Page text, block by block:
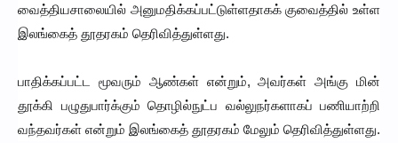
வைத்தியசாலையில் அனுமதிக்கப்பட்டுள்ளதாகக் குவைத்தில் உள்ள
இலங்கைத் தூதரகம் தெரிவித்துள்ளது.
பாதிக்கப்பட்ட மூவரும் ஆண்கள் என்றும், அவர்கள் அங்கு மின்
தூக்கி பழுதுபார்க்கும் தொழில்நுட்ப வல்லுநர்களாகப் பணியாற்றி
வந்தவர்கள் என்றும் இலங்கைத் தூதரகம் மேலும் தெரிவித்துள்ளது.